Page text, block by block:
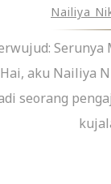
Nailiya
aku Nailiya
seorang